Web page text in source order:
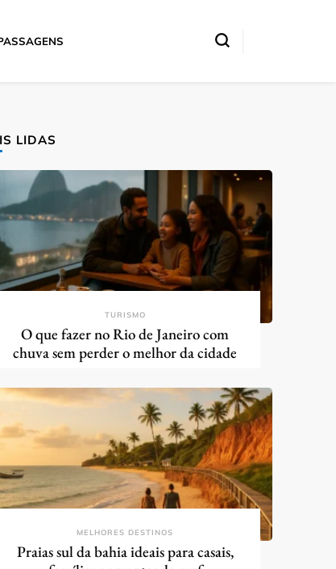
LIDAS
TURISMO
O que fazer no Rio de Janeiro com
chuva sem perder o melhor da cidade
MELHORES DESTINOS
Praias sul da bahia ideais para casais,